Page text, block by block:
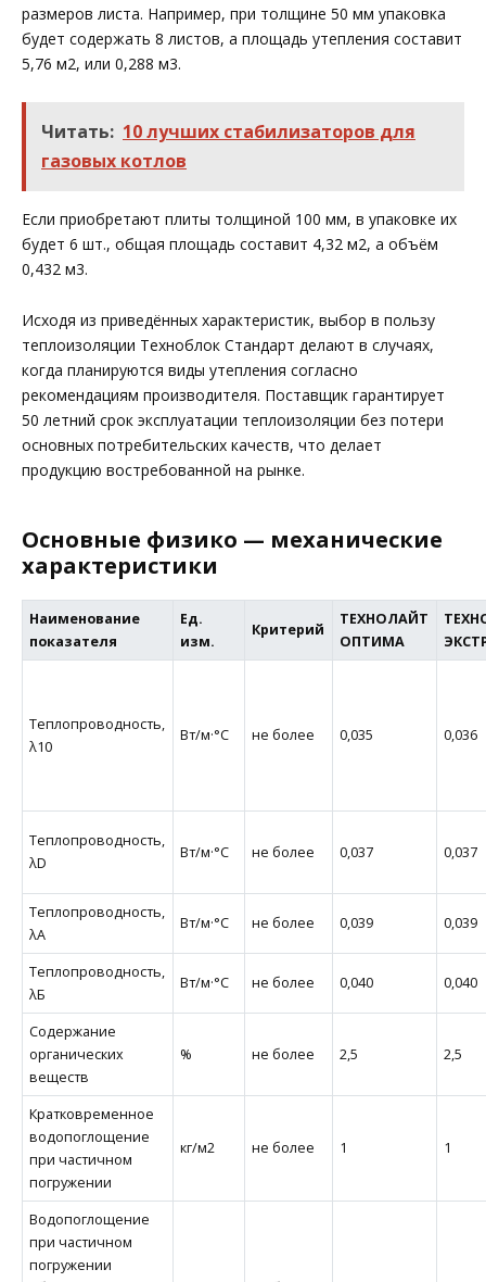
размеров листа. Например, при толщине 50 мм упаковка
будет содержать 8 листов, а площадь утепления составит
5,76 м2, или 0,288 м3.
Читать: 10 лучших стабилизаторов для
газовых котлов
Если приобретают плиты толщиной 100 мм, в упаковке их
будет 6 шт., общая площадь составит 4,32 м2, а объём
0,432 м3.
Исходя из приведённых характеристик, выбор в пользу
теплоизоляции Техноблок Стандарт делают в случаях,
когда планируются виды утепления согласно
рекомендациям производителя. Поставщик гарантирует
50 летний срок эксплуатации теплоизоляции без потери
основных потребительских качеств, что делает
продукцию востребованной на рынке.
Основные физико — механические
характеристики
Наименование
показателя
Ед.
изм.
Критерий
ТЕХНОЛАЙТ
ОПТИМА
Теплопроводность,
λ10
Вт/м·°С не более 0,035 0,036
Теплопроводность,
λD
Вт/м·°С не более 0,037 0,037
Теплопроводность,
λА
Вт/м·°С не более 0,039 0,039
Теплопроводность,
λБ
Вт/м·°С не более 0,040 0,040
Содержание
органических
веществ
% не более 2,5 2,5
Кратковременное
водопоглощение
при частичном
погружении
кг/м2 не более 1 1
Водопоглощение
при частичном
погружении